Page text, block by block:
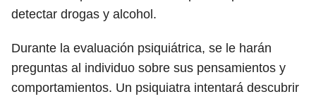
detectar drogas y alcohol.
Durante la evaluación psiquiátrica, se le harán
preguntas al individuo sobre sus pensamientos y
comportamientos. Un psiquiatra intentará descubrir